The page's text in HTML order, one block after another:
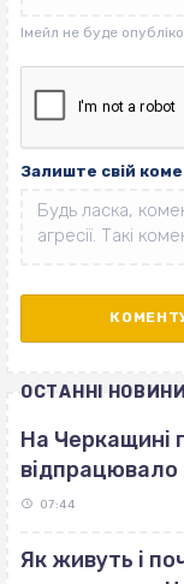
Залиште свій
ОСТАННІ НОВИНИ
На Черкащині
07:44
Як живуть і